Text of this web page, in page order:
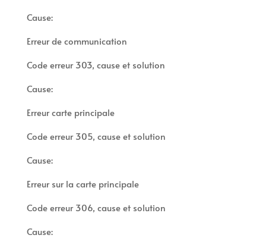
Cause:
Erreur de communication
Code erreur 303, cause et solution
Cause:
Erreur carte principale
Code erreur 305, cause et solution
Cause:
Erreur sur la carte principale
Code erreur 306, cause et solution
Cause: